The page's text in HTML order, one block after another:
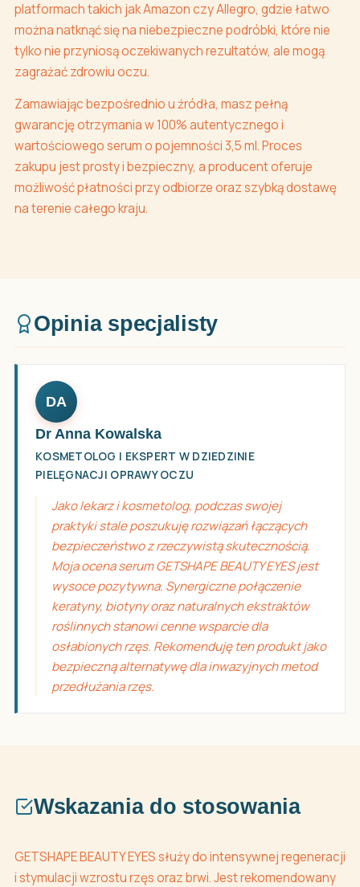
platformach takich jak Amazon czy Allegro, gdzie łatwo
można natknąć się na niebezpieczne podróbki, które nie
tylko nie przyniosą oczekiwanych rezultatów, ale mogą
zagrażać zdrowiu oczu.
Zamawiając bezpośrednio u źródła, masz pełną
gwarancję otrzymania w 100% autentycznego i
wartościowego serum o pojemności 3,5 ml. Proces
zakupu jest prosty i bezpieczny, a producent oferuje
możliwość płatności przy odbiorze oraz szybką dostawę
na terenie całego kraju.
Opinia specjalisty
DA
Dr Anna Kowalska
KOSMETOLOG I EKSPERT W DZIEDZINIE
PIELĘGNACJI OPRAWY OCZU
Jako lekarz i kosmetolog, podczas swojej
praktyki stale poszukuję rozwiązań łączących
bezpieczeństwo z rzeczywistą skutecznością.
Moja ocena serum GETSHAPE BEAUTY EYES jest
wysoce pozytywna. Synergiczne połączenie
keratyny, biotyny oraz naturalnych ekstraktów
roślinnych stanowi cenne wsparcie dla
osłabionych rzęs. Rekomenduję ten produkt jako
bezpieczną alternatywę dla inwazyjnych metod
przedłużania rzęs.
Wskazania do stosowania
GETSHAPE BEAUTY EYES służy do intensywnej regeneracji
i stymulacji wzrostu rzęs oraz brwi. Jest rekomendowany